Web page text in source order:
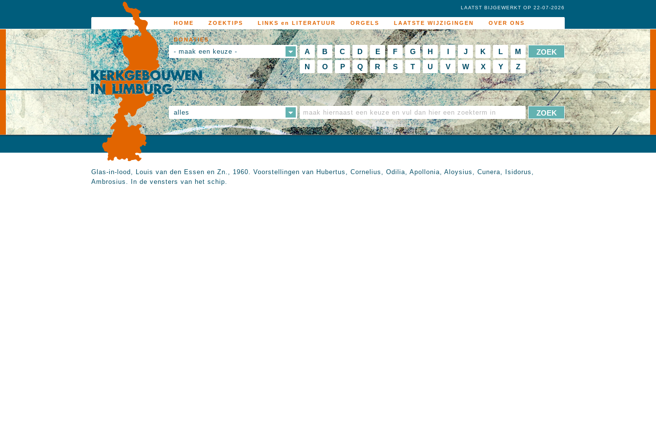
HOME ZOEKTIPS LINKS en LITERATUUR ORGELS LAATSTE WIJZIGINGEN OVER ONS
DONATIES
LAATST BIJGEWERKT OP 22-07-2026
- maak een keuze - A B C D E F G H I J K L
M
N
O P Q R S T U V W X Y Z
alles
Glas-in-lood, Louis van den Essen en Zn., 1960. Voorstellingen van Hubertus, Cornelius, Odilia, Apollonia, Aloysius, Cunera, Isidorus,
Ambrosius. In de vensters van het schip.